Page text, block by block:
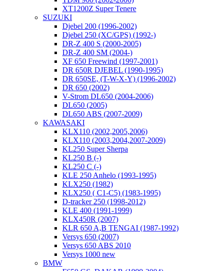
XT1200Z Super Tenere
SUZUKI
Djebel 200 (1996-2002)
Djebel 250 (XC/GPS) (1992-)
DR-Z 400 S (2000-2005)
DR-Z 400 SM (2004-)
XF 650 Freewind (1997-2001)
DR 650R DJEBEL (1990-1995)
DR 650SE, (T-W-X-Y) (1996-2002)
DR 650 (2002)
V-Strom DL650 (2004-2006)
DL650 (2005)
DL650 ABS (2007-2009)
KAWASAKI
KLX110 (2002,2005,2006)
KLX110 (2003,2004,2007-2009)
KL250 Super Sherpa
KL250 B (-)
KL250 C (-)
KLE 250 Anhelo (1993-1995)
KLX250 (1982)
KLX250 ( C1-C5) (1983-1995)
D-tracker 250 (1998-2012)
KLE 400 (1991-1999)
KLX450R (2007)
KLR 650 A,B TENGAI (1987-1992)
Versys 650 (2007)
Versys 650 ABS 2010
Versys 1000 new
BMW